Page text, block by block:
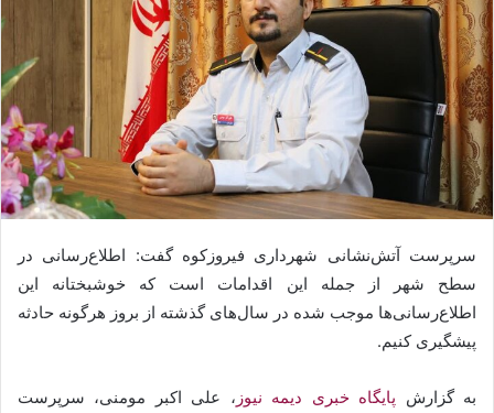
سرپرست آتش‌نشانی شهرداری فیروزکوه گفت: اطلاع‌رسانی در
سطح شهر از جمله این اقدامات است که خوشبختانه این
اطلاع‌رسانی‌ها موجب شده در سال‌های گذشته از بروز هرگونه حادثه
پیشگیری کنیم.
به گزارش پایگاه خبری دیمه نیوز ، علی اکبر مومنی، سرپرست